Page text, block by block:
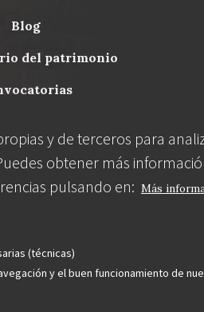
y de terceros para
obtener más
pulsando en: Más
(técnicas)
y el buen funcionamiento de
blog
del patrimonio
avanzado
redes